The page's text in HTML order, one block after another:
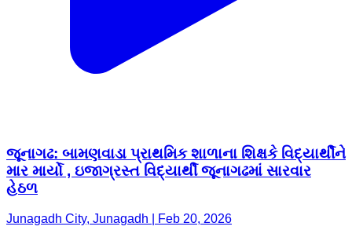
જૂનાગઢ: બામણવાડા પ્રાથમિક શાળાના શિક્ષકે વિદ્યાર્થીને
માર માર્યો , ઇજાગ્રસ્ત વિદ્યાર્થી જૂનાગઢમાં સારવાર
હેઠળ
Junagadh City, Junagadh | Feb 20, 2026